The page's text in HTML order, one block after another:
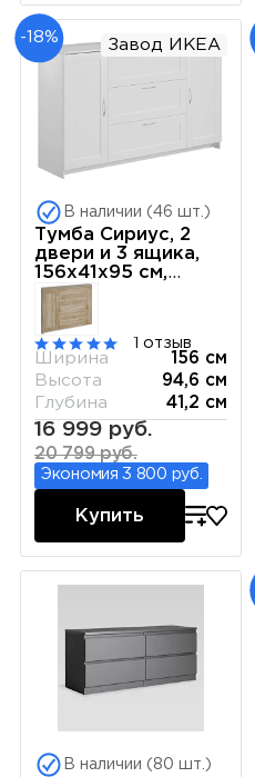
-18% Завод ИКЕА
В наличии (46 шт.)
Тумба Сириус, 2
двери и 3 ящика,
156х41х95 см,
белая
1 отзыв
Ширина
156 см
Высота
94,6 см
Глубина
41,2 см
16 999 руб.
20 799 руб.
Экономия 3 800 руб.
Купить
В наличии (80 шт.)